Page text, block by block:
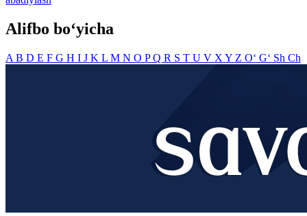
Alifbo bo‘yicha
A B D E F G H I J K L M N O PQ R S T U V X Y Z O‘ G‘ Sh Ch